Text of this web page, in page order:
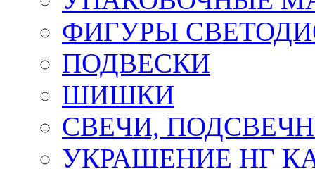
ФИГУРЫ
ПОДВЕСКИ
ШИШКИ
СВЕЧИ,
УКРАШЕНИЕ НГ